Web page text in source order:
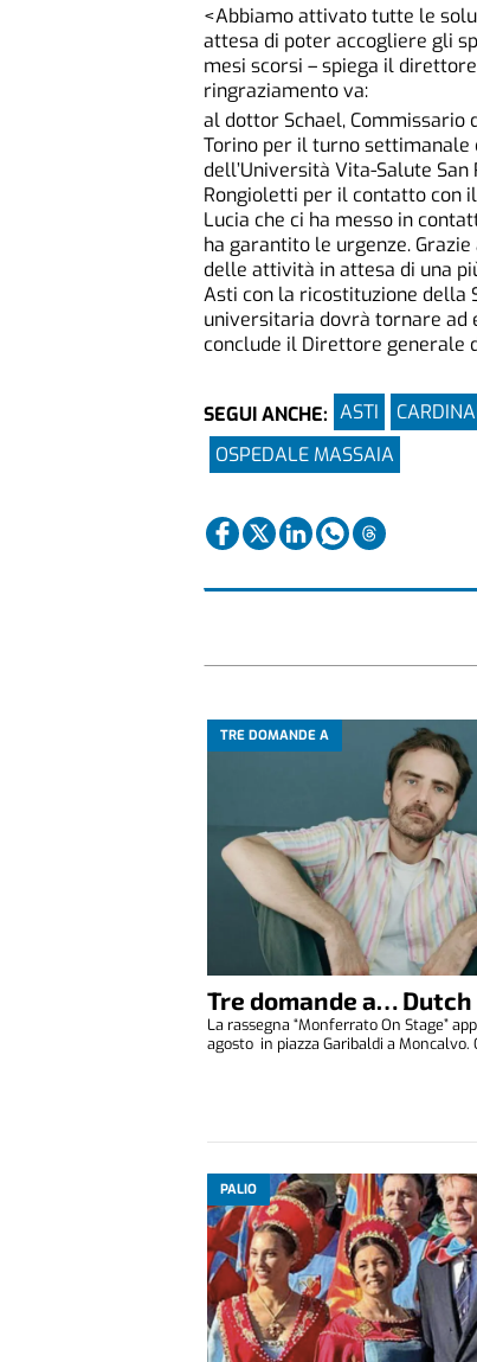
<Abbiamo attivato tutte le
attesa di poter accogliere gli
mesi scorsi – spiega il
ringraziamento va:
al dottor Schael, Commissario
Torino per il turno settimanale
dell’Università Vita-Salute
Rongioletti per il contatto con
Lucia che ci ha messo in
ha garantito le urgenze.
delle attività in attesa di una
Asti con la ricostituzione della
universitaria dovrà tornare
conclude il Direttore generale
SEGUI ANCHE: ASTI
OSPEDALE MASSAIA
TRE DOMANDE A
Tre domande a…
La rassegna “Monferrato On Stage”
agosto in piazza Garibaldi a Moncalvo.
PALIO